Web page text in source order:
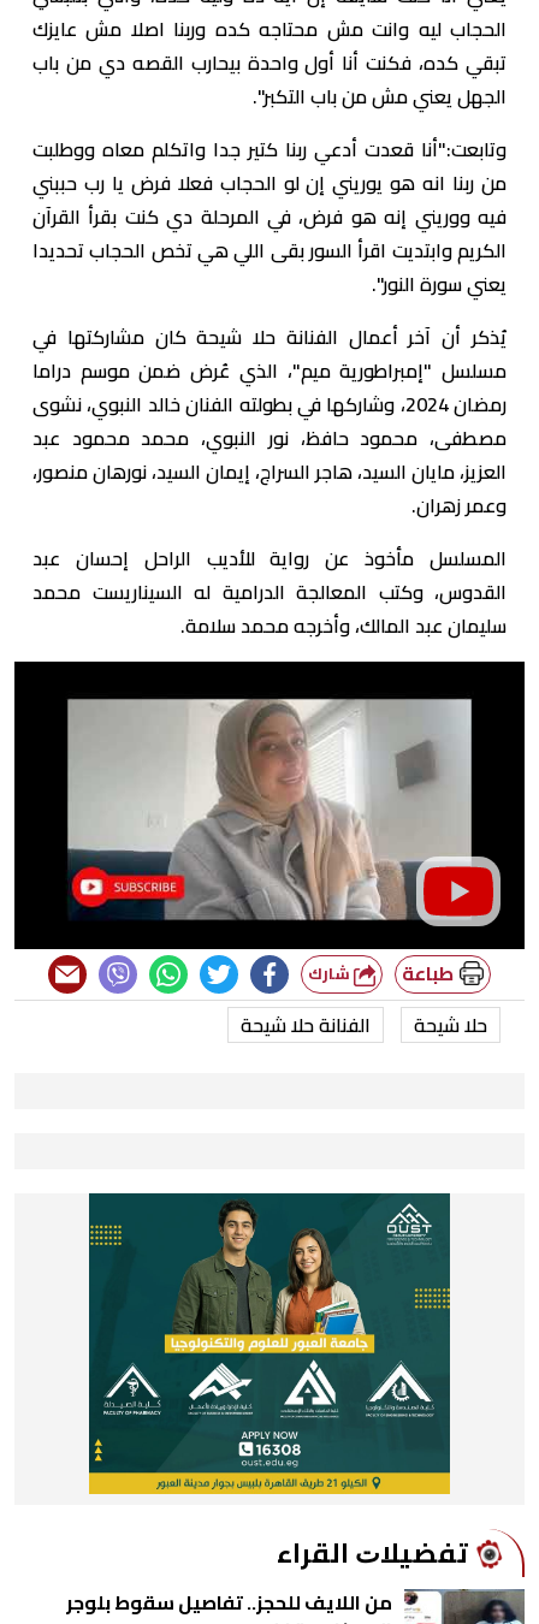
الحجاب ليه وانت مش محتاجه كده وربنا اصلا مش عايزك
تبقي كده، فكنت أنا أول واحدة بيحارب القصه دي من باب
الجهل يعني مش من باب التكبر".
وتابعت:"أنا قعدت أدعي ربنا كتير جدا واتكلم معاه ووطلبت
من ربنا انه هو يوريني إن لو الحجاب فعلا فرض يا رب حببني
فيه ووريني إنه هو فرض، في المرحلة دي كنت بقرأ القرآن
الكريم وابتديت اقرأ السور بقى اللي هي تخص الحجاب تحديدا
يعني سورة النور".
يُذكر أن آخر أعمال الفنانة حلا شيحة كان مشاركتها في
مسلسل "إمبراطورية ميم"، الذي عُرض ضمن موسم دراما
رمضان 2024، وشاركها في بطولته الفنان خالد النبوي، نشوى
مصطفى، محمود حافظ، نور النبوي، محمد محمود عبد
العزيز، مايان السيد، هاجر السراج، إيمان السيد، نورهان منصور،
وعمر زهران.
المسلسل مأخوذ عن رواية للأديب الراحل إحسان عبد
القدوس، وكتب المعالجة الدرامية له السيناريست محمد
سليمان عبد المالك، وأخرجه محمد سلامة.
طباعة
حلا شيحة الفنانة حلا شيحة
ﺗﻔﻀﻴﻼﺕ اﻟﻘﺮاء
من اللايف للحجز.. تفاصيل سقوط بلوجر